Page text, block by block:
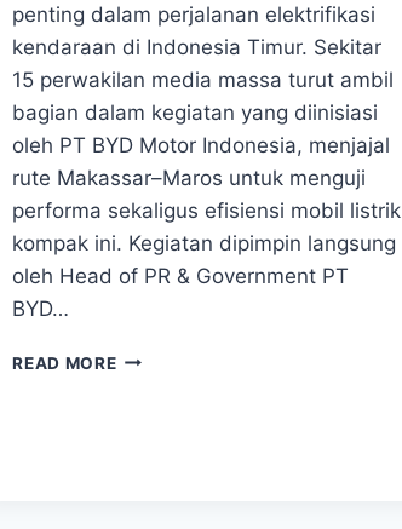
penting dalam perjalanan elektrifikasi
kendaraan di Indonesia Timur. Sekitar
15 perwakilan media massa turut ambil
bagian dalam kegiatan yang diinisiasi
oleh PT BYD Motor Indonesia, menjajal
rute Makassar–Maros untuk menguji
performa sekaligus efisiensi mobil listrik
kompak ini. Kegiatan dipimpin langsung
oleh Head of PR & Government PT
BYD…
READ MORE